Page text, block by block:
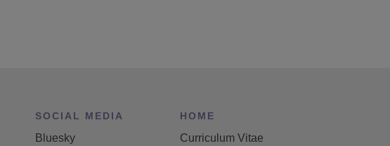
SOCIAL MEDIA
Bluesky
HOME
Curriculum Vitae